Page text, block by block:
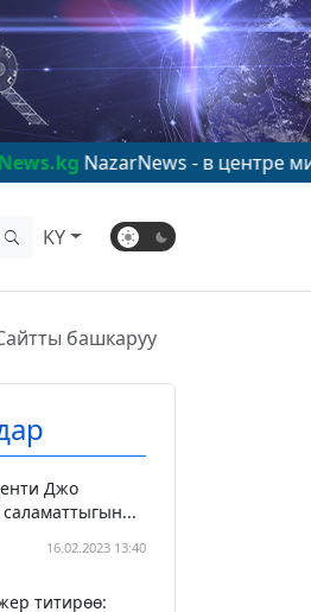
- в центре мирового
KY
башкаруу
Джо
16.02.2023 13:40
титирөө: